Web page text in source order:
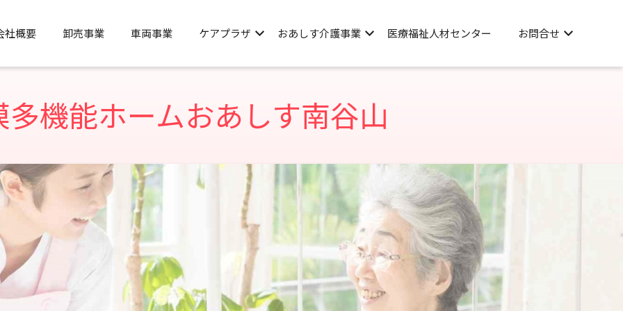
社概要 卸売事業 車両事業 ケアプラザ おあしす介護事業 医療福祉人材センター お問合せ
機能ホームおあしす南谷山